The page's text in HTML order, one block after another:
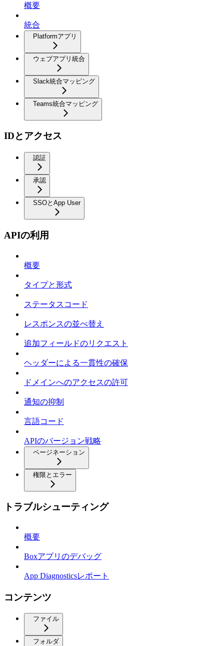
概要
統合
Platformアプリ
ウェブアプリ統合
Slack統合マッピング
Teams統合マッピング
IDとアクセス
認証
承認
SSOとApp User
APIの利用
概要
タイプと形式
ステータスコード
レスポンスの並べ替え
追加フィールドのリクエスト
ヘッダーによる一貫性の確保
ドメインへのアクセスの許可
通知の抑制
言語コード
APIのバージョン戦略
ページネーション
権限とエラー
トラブルシューティング
概要
Boxアプリのデバッグ
App Diagnosticsレポート
コンテンツ
ファイル
フォルダ